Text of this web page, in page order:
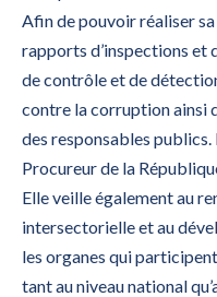
Afin de pouvoir réaliser
rapports d’inspections et
de contrôle et de
contre la corruption ainsi
des responsables publics.
Procureur de la
Elle veille également au
intersectorielle et au
les organes qui
tant au niveau national